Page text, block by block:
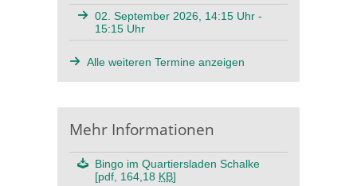
02. September 2026, 14:15 Uhr -
15:15 Uhr
Alle weiteren Termine anzeigen
Mehr Informationen
Bingo im Quartiersladen Schalke
[pdf, 164,18 KB]